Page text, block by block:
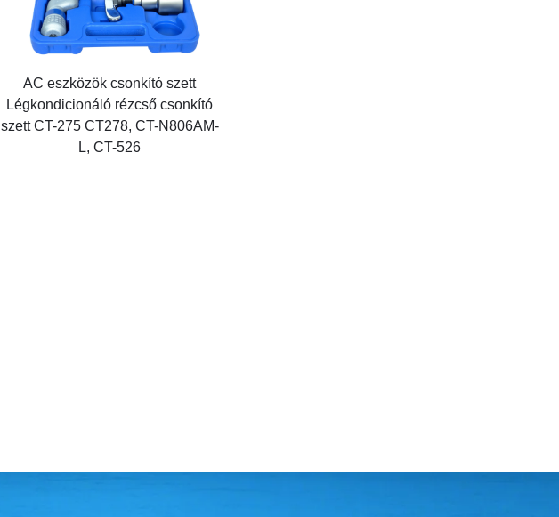
AC eszközök csonkító szett
Légkondicionáló rézcső csonkító
szett CT-275 CT278, CT-N806AM-
L, CT-526